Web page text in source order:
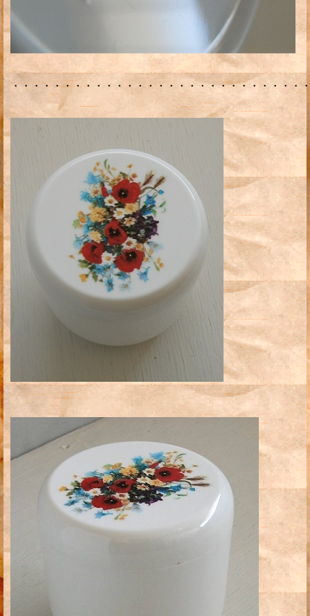
・・・・・・・・・・・・・・・・・・・・・・・・・・・